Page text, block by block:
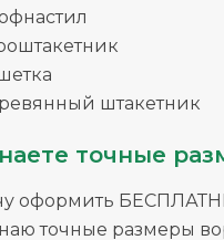
штакетник
точные
оформить
точные размеры